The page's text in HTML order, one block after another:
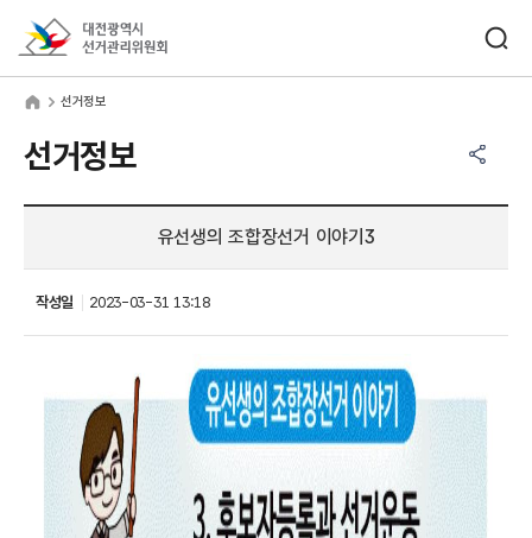
선거정보
선거정보
유선생의 조합장선거 이야기3
작성일 2023-03-31 13:18